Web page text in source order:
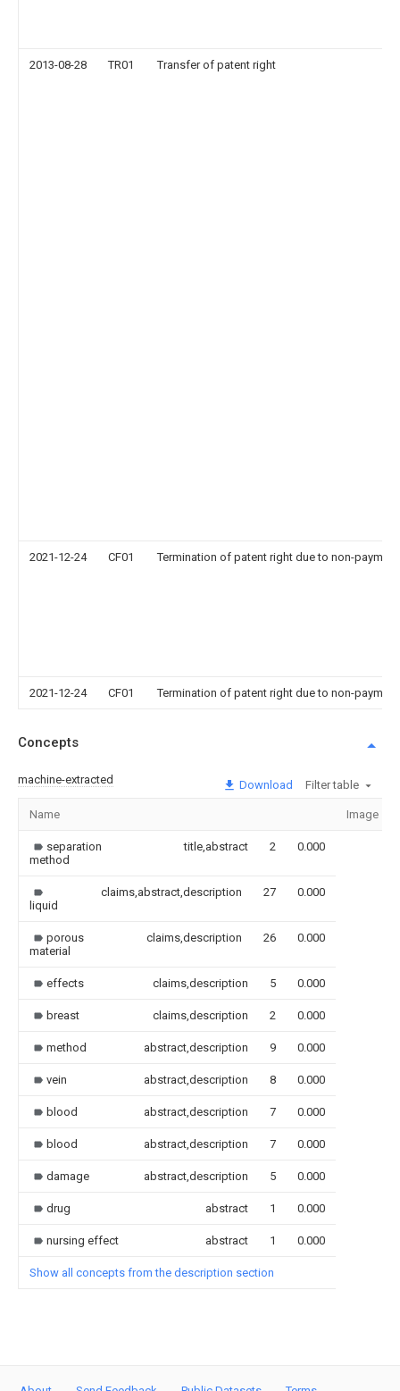
2013-08-28 TR01 Transfer of patent right
2021-12-24 CF01 Termination of patent right due to non-
2021-12-24 CF01 Termination of patent right due to non-
Concepts
machine-extracted Download Filter table
Name Image
separation
method
title,abstract 2 0.000
liquid
claims,abstract,description 27 0.000
porous
material
claims,description 26 0.000
effects claims,description 5 0.000
breast claims,description 2 0.000
method abstract,description 9 0.000
vein abstract,description 8 0.000
blood abstract,description 7 0.000
blood abstract,description 7 0.000
damage abstract,description 5 0.000
drug abstract 1 0.000
nursing effect abstract 1 0.000
Show all concepts from the description section